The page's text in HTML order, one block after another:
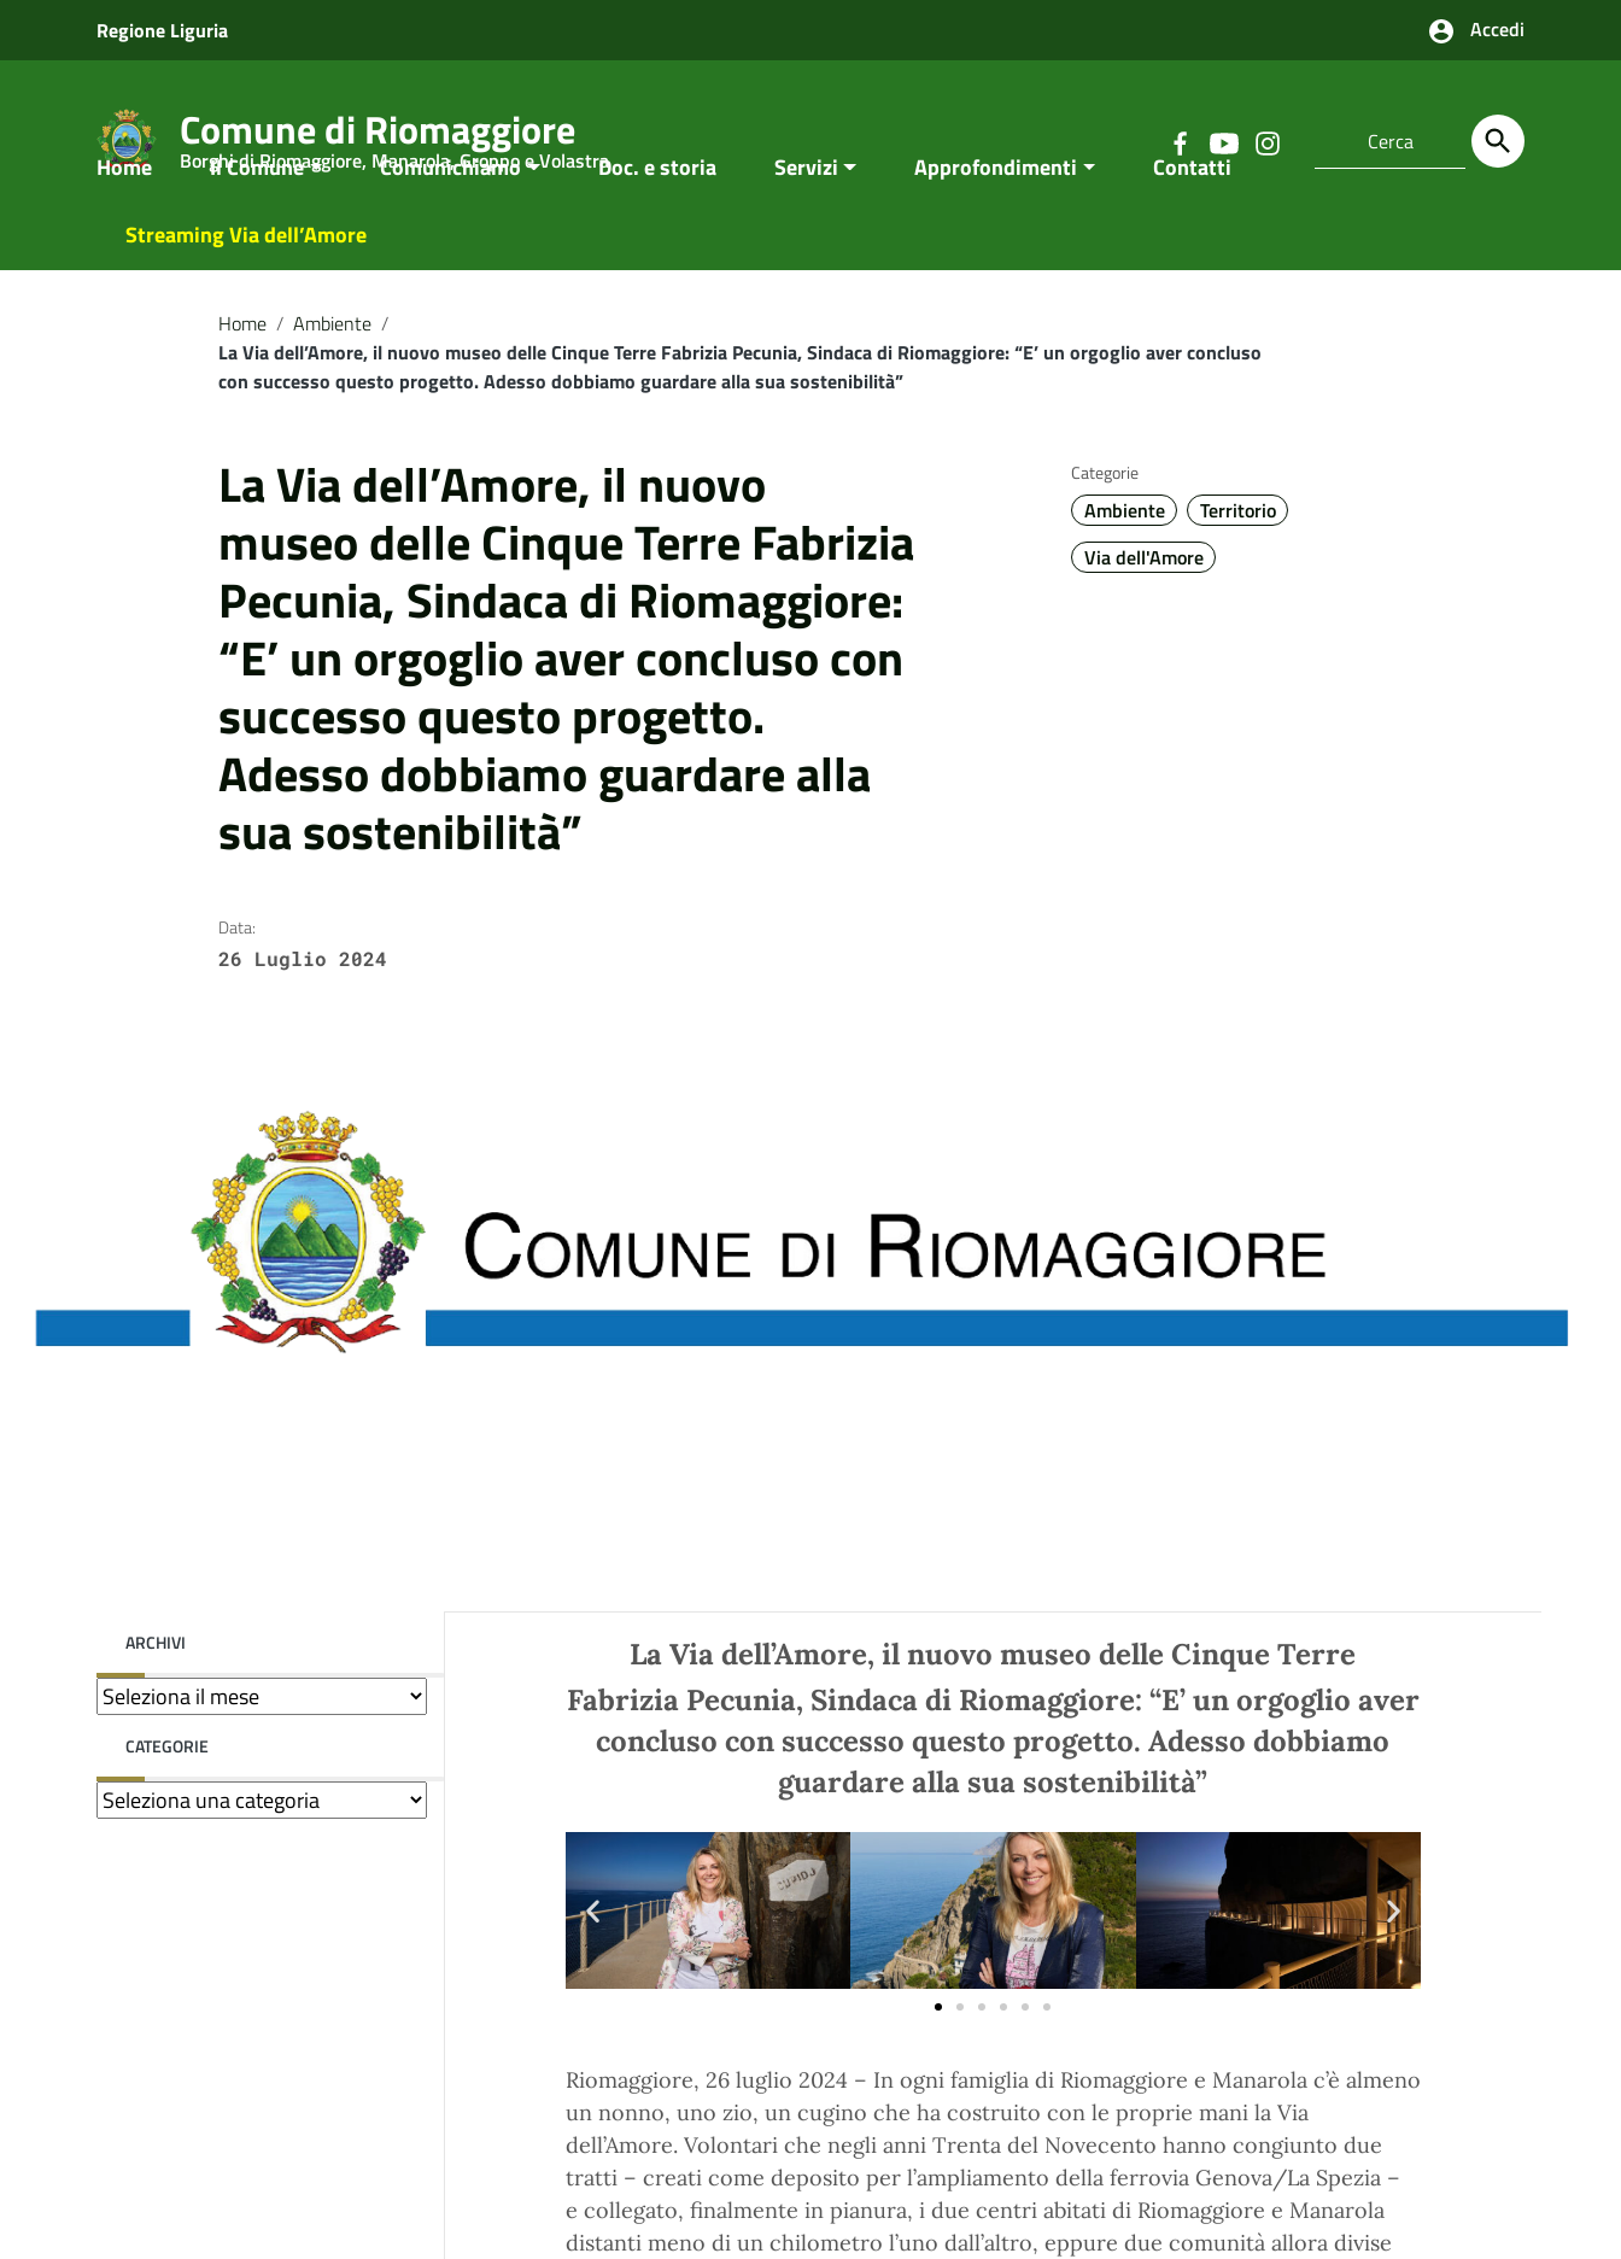
Vai ai contenuti
Vai al menu di navigazione
Regione Liguria Accedi
Comune di Riomaggiore
Borghi di Riomaggiore, Manarola, Groppo e Volastra
Home Il Comune Comunichiamo Doc. e storia Servizi Approfondimenti Contatti
Streaming Via dell’Amore
Home / Ambiente /
La Via dell’Amore, il nuovo museo delle Cinque Terre Fabrizia Pecunia, Sindaca di Riomaggiore: “E’ un orgoglio aver concluso
con successo questo progetto. Adesso dobbiamo guardare alla sua sostenibilità”
La Via dell’Amore, il nuovo
museo delle Cinque Terre Fabrizia
Pecunia, Sindaca di Riomaggiore:
“E’ un orgoglio aver concluso con
successo questo progetto.
Adesso dobbiamo guardare alla
sua sostenibilità”
Categorie
Ambiente
Territorio
Via dell'Amore
Data:
26 Luglio 2024
ARCHIVI
CATEGORIE
La Via dell’Amore, il nuovo museo delle Cinque Terre
Fabrizia Pecunia, Sindaca di Riomaggiore: “E’ un orgoglio aver
concluso con successo questo progetto. Adesso dobbiamo
guardare alla sua sostenibilità”
Riomaggiore, 26 luglio 2024 – In ogni famiglia di Riomaggiore e Manarola c’è almeno
un nonno, uno zio, un cugino che ha costruito con le proprie mani la Via
dell’Amore. Volontari che negli anni Trenta del Novecento hanno congiunto due
tratti – creati come deposito per l’ampliamento della ferrovia Genova/La Spezia –
e collegato, finalmente in pianura, i due centri abitati di Riomaggiore e Manarola
distanti meno di un chilometro l’uno dall’altro, eppure due comunità allora divise